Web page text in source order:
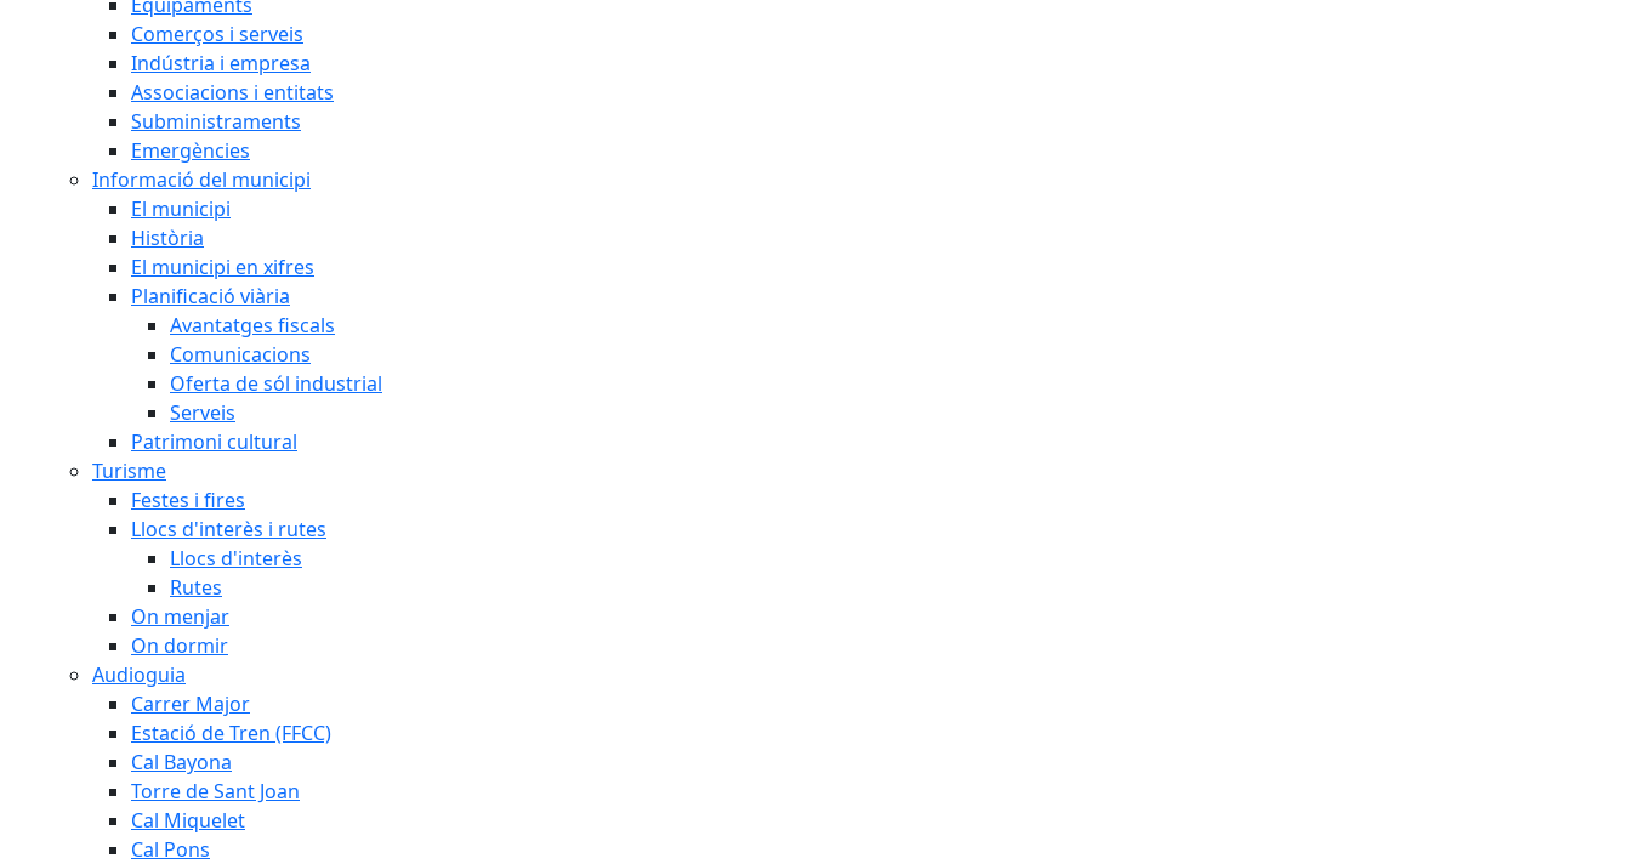
Comerços i serveis
Indústria i empresa
Associacions i entitats
Subministraments
Emergències
Informació del municipi
El municipi
Història
El municipi en xifres
Planificació viària
Avantatges fiscals
Comunicacions
Oferta de sól industrial
Serveis
Patrimoni cultural
Turisme
Festes i fires
Llocs d'interès i rutes
Llocs d'interès
Rutes
On menjar
On dormir
Audioguia
Carrer Major
Estació de Tren (FFCC)
Cal Bayona
Torre de Sant Joan
Cal Miquelet
Cal Pons